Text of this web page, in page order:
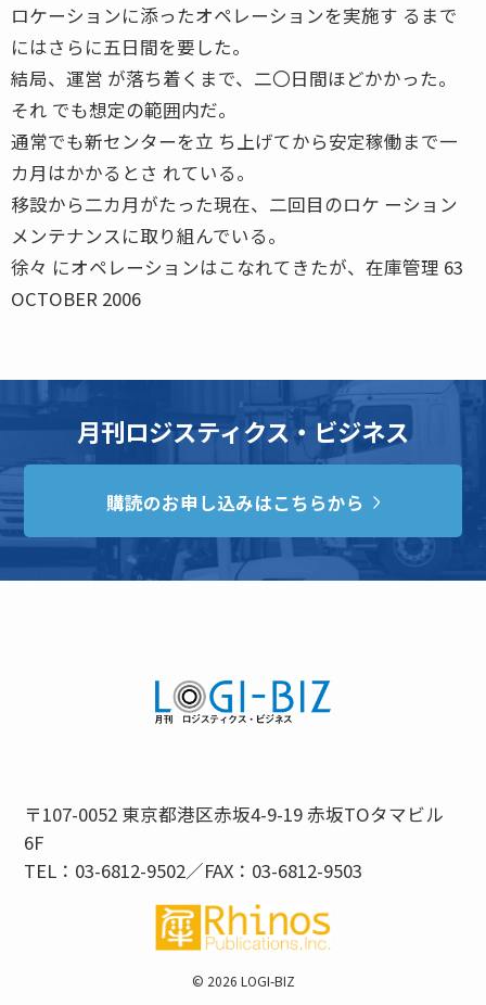
ロケーションに添ったオペレーションを実施す るまで
にはさらに五日間を要した。
結局、運営 が落ち着くまで、二〇日間ほどかかった。
それ でも想定の範囲内だ。
通常でも新センターを立 ち上げてから安定稼働まで一
カ月はかかるとさ れている。
移設から二カ月がたった現在、二回目のロケ ーション
メンテナンスに取り組んでいる。
徐々 にオペレーションはこなれてきたが、在庫管理 63
OCTOBER 2006
月刊ロジスティクス・ビジネス
購読のお申し込みはこちらから
〒107-0052 東京都港区赤坂4-9-19 赤坂TOタマビル
6F
TEL：03-6812-9502／FAX：03-6812-9503
© 2026 LOGI-BIZ